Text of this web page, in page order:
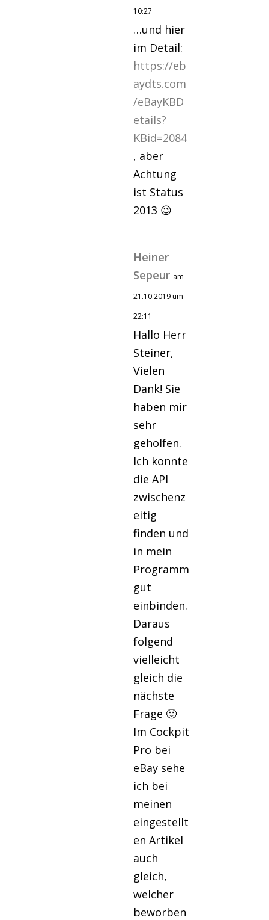
10:27
…und hier
im Detail:
https://eb
aydts.com
/eBayKBD
etails?
KBid=2084
, aber
Achtung
ist Status
2013 😉
Heiner
Sepeur am
21.10.2019 um
22:11
Hallo Herr
Steiner,
Vielen
Dank! Sie
haben mir
sehr
geholfen.
Ich konnte
die API
zwischenz
eitig
finden und
in mein
Programm
gut
einbinden.
Daraus
folgend
vielleicht
gleich die
nächste
Frage 🙂
Im Cockpit
Pro bei
eBay sehe
ich bei
meinen
eingestellt
en Artikel
auch
gleich,
welcher
beworben